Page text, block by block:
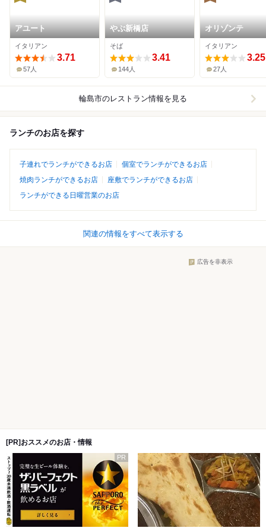
アユート
イタリアン
3.71
57人
やぶ新橋店
そば
3.41
144人
オリゾンテ
イタリアン
3.25
27人
輪島市のレストラン情報を見る
ランチのお店を探す
子連れでランチができるお店
個室でランチができるお店
焼肉ランチができるお店
座敷でランチができるお店
ランチができる日曜営業のお店
関連の情報をすべて表示する
広告を非表示
[PR]おススメのお店・情報
PR